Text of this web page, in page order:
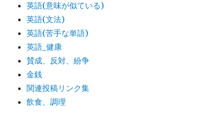
英語(意味が似ている)
英語(文法)
英語(苦手な単語)
英語_健康
賛成、反対、紛争
金銭
関連投稿リンク集
飲食、調理